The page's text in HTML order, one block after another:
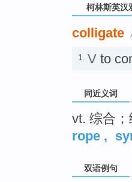
柯林斯英汉
colligate
1. V to
同近义词
vt. 综合；
rope ,
双语例句